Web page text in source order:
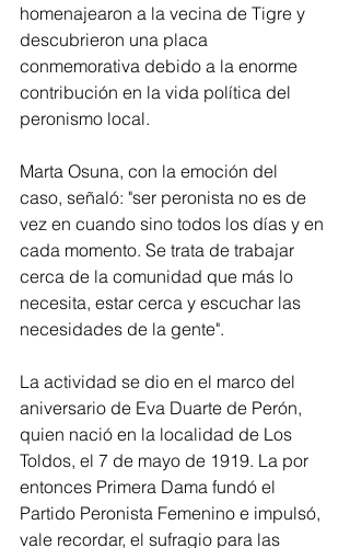
homenajearon a la vecina de Tigre y
descubrieron una placa
conmemorativa debido a la enorme
contribución en la vida política del
peronismo local.
Marta Osuna, con la emoción del
caso, señaló: "ser peronista no es de
vez en cuando sino todos los días y en
cada momento. Se trata de trabajar
cerca de la comunidad que más lo
necesita, estar cerca y escuchar las
necesidades de la gente".
La actividad se dio en el marco del
aniversario de Eva Duarte de Perón,
quien nació en la localidad de Los
Toldos, el 7 de mayo de 1919. La por
entonces Primera Dama fundó el
Partido Peronista Femenino e impulsó,
vale recordar, el sufragio para las